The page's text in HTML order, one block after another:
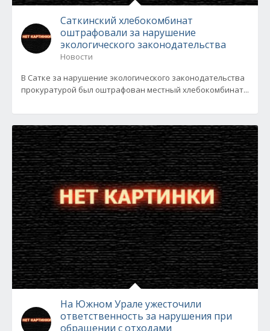
Саткинский хлебокомбинат
оштрафовали за нарушение
экологического законодательства
Новости
В Сатке за нарушение экологического законодательства
прокуратурой был оштрафован местный хлебокомбинат...
На Южном Урале ужесточили
ответственность за нарушения при
обращении с отходами